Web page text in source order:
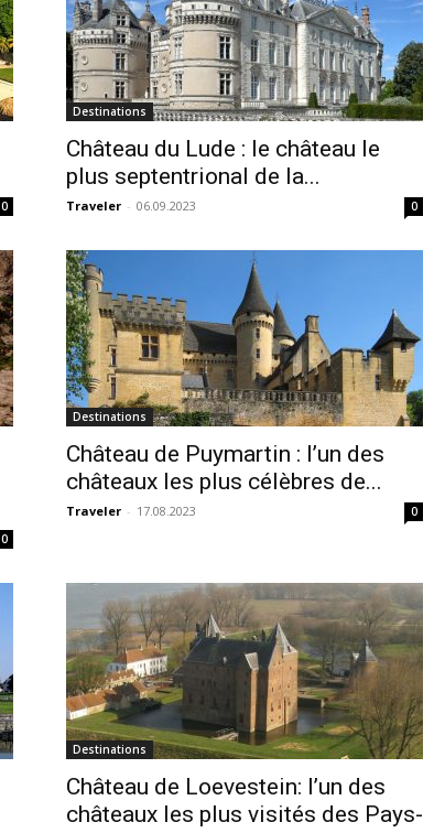
0
Destinations
Château du Lude : le château le
plus septentrional de la...
Traveler - 06.09.2023 0
0
Destinations
Château de Puymartin : l’un des
châteaux les plus célèbres de...
Traveler - 17.08.2023 0
Destinations
Château de Loevestein: l’un des
châteaux les plus visités des Pays-